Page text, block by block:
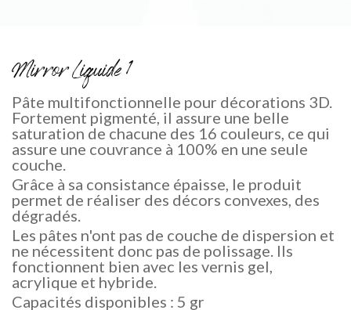
Mirror Liquide 1
Pâte multifonctionnelle pour décorations 3D.
Fortement pigmenté, il assure une belle
saturation de chacune des 16 couleurs, ce qui
assure une couvrance à 100% en une seule
couche.
Grâce à sa consistance épaisse, le produit
permet de réaliser des décors convexes, des
dégradés.
Les pâtes n'ont pas de couche de dispersion et
ne nécessitent donc pas de polissage. Ils
fonctionnent bien avec les vernis gel,
acrylique et hybride.
Capacités disponibles : 5 gr